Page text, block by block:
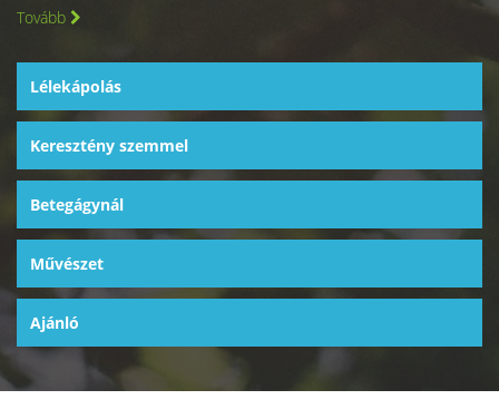
Tovább
Lélekápolás
Keresztény szemmel
Betegágynál
Művészet
Ajánló